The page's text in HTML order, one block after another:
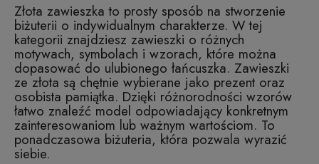
Złota zawieszka to prosty sposób na stworzenie
biżuterii o indywidualnym charakterze. W tej
kategorii znajdziesz zawieszki o różnych
motywach, symbolach i wzorach, które można
dopasować do ulubionego łańcuszka. Zawieszki
ze złota są chętnie wybierane jako prezent oraz
osobista pamiątka. Dzięki różnorodności wzorów
łatwo znaleźć model odpowiadający konkretnym
zainteresowaniom lub ważnym wartościom. To
ponadczasowa biżuteria, która pozwala wyrazić
siebie.